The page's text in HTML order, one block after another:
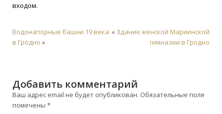
входом.
Водонапорные башни 19 века
в Гродно »
« Здание женской Мариинской
гимназии в Гродно
Добавить комментарий
Ваш адрес email не будет опубликован. Обязательные поля
помечены *